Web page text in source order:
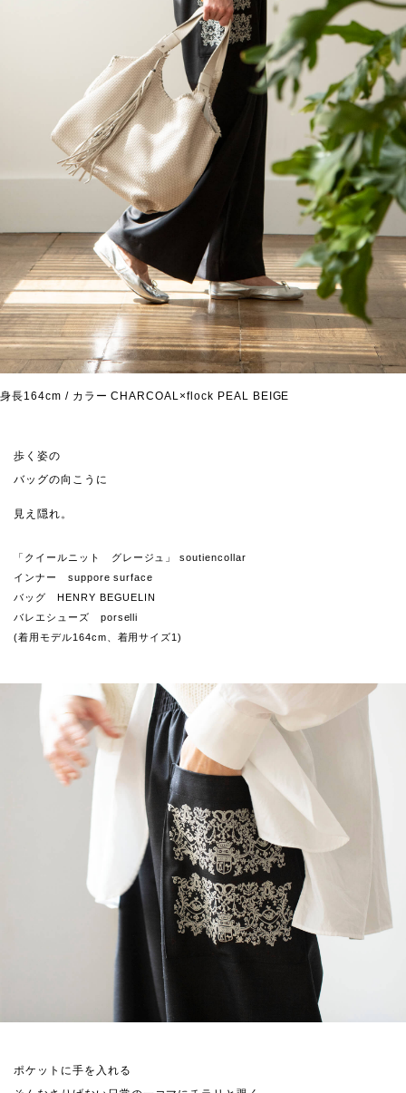
身長164cm / カラー CHARCOAL×flock PEAL BEIGE
歩く姿の
バッグの向こうに
見え隠れ。
「クイールニット グレージュ」 soutiencollar
インナー suppore surface
バッグ HENRY BEGUELIN
バレエシューズ porselli
(着用モデル164cm、着用サイズ1)
ポケットに手を入れる